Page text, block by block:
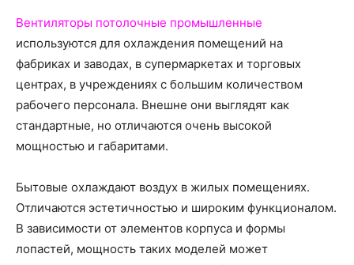
Вентиляторы потолочные промышленные
используются для охлаждения помещений на
фабриках и заводах, в супермаркетах и торговых
центрах, в учреждениях с большим количеством
рабочего персонала. Внешне они выглядят как
стандартные, но отличаются очень высокой
мощностью и габаритами.
Бытовые охлаждают воздух в жилых помещениях.
Отличаются эстетичностью и широким функционалом.
В зависимости от элементов корпуса и формы
лопастей, мощность таких моделей может